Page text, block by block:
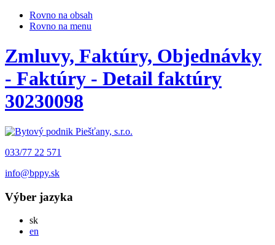
Rovno na obsah
Rovno na menu
Zmluvy, Faktúry, Objednávky
- Faktúry - Detail faktúry
30230098
033/77 22 571
info@bppy.sk
Výber jazyka
skSlovensky
en